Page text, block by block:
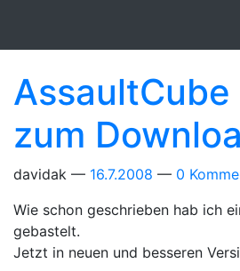
zum
davidak 16.7.2008
0
Wie schon geschrieben hab ich
gebastelt.
Jetzt in neuen und besseren